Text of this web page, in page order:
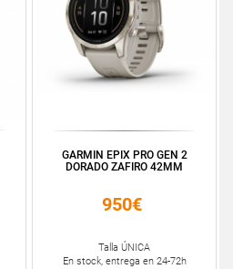
GARMIN EPIX PRO GEN 2
DORADO ZAFIRO 42MM
950€
Talla ÚNICA
En stock, entrega en 24-72h